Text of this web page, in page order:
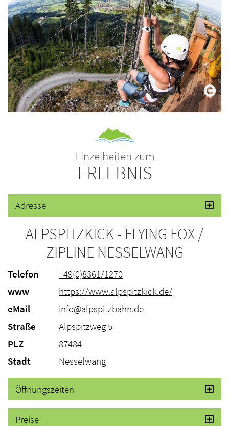
Einzelheiten zum
ERLEBNIS
Adresse
ALPSPITZKICK - FLYING FOX /
ZIPLINE NESSELWANG
Telefon
+49(0)8361/1270
www
https://www.alpspitzkick.de/
eMail
info@alpspitzbahn.de
Straße
Alpspitzweg 5
PLZ
87484
Stadt
Nesselwang
Öffnungszeiten
Preise